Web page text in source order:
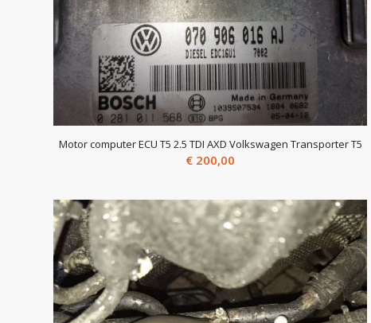
Motor computer ECU T5 2.5 TDI AXD Volkswagen Transporter T5
€ 200,00